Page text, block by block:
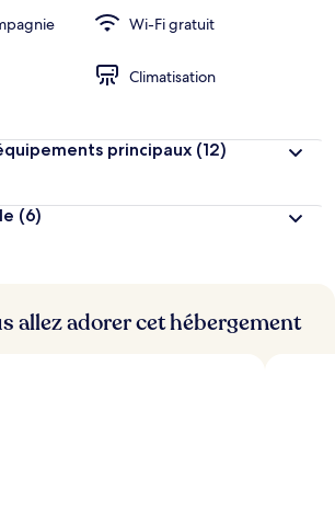
Wi-Fi gratuit
Climatisation
principaux (12)
(6)
allez adorer cet hébergement